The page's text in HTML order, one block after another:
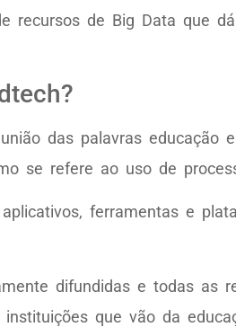
recursos de Big Data que
das palavras
se refere ao uso de
ferramentas e
difundidas e todas as
que vão da